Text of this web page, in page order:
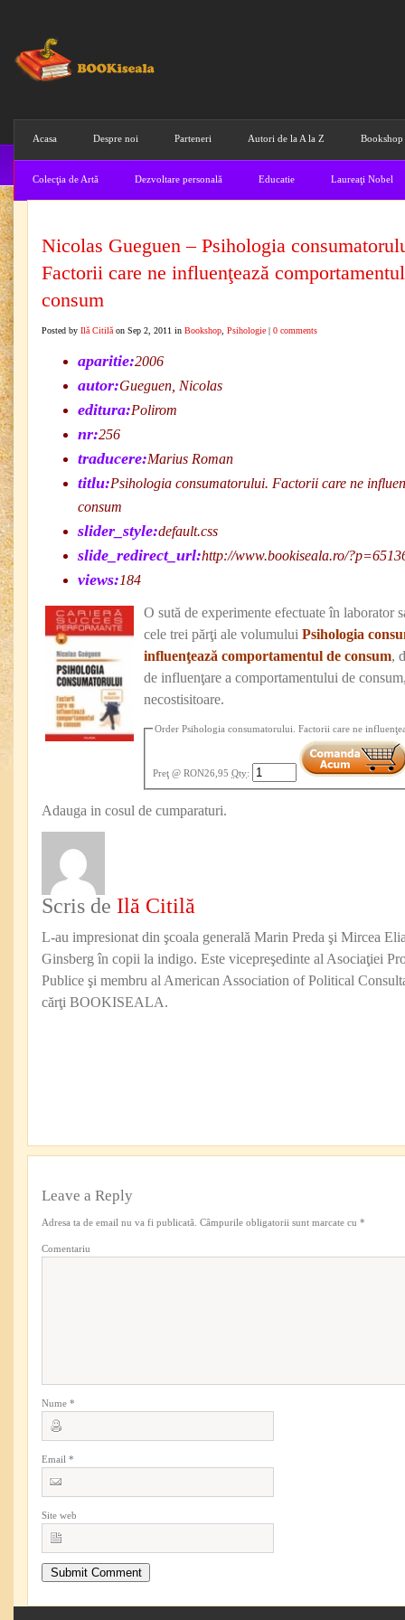
Acasa Despre noi Parteneri Autori de la A la Z Bookshop
Colecţia de Artă Dezvoltare personală Educatie Laureaţi Nobel
Nicolas Gueguen – Psihologia
Factorii care ne influenţează
consum
Posted by Ilă Citilă on Sep 2, 2011 in Bookshop Psihologie | 0 comments
aparitie:2006
autor:Gueguen, Nicolas
editura:Polirom
nr:256
traducere:Marius Roman
titlu:Psihologia consumatorului. Factorii care ne
consum
slider_style:default.css
slide_redirect_url:http://www.bookiseala.ro/
views:184
O sută de experimente efectuate în laborator
cele trei părţi ale volumului Psihologia
influenţează comportamentul de consum,
de influenţare a comportamentului de
necostisitoare.
Order Psihologia consumatorului. Factorii care ne
Preţ @ RON26,95 Qty:
Adauga in cosul de cumparaturi.
Scris de Ilă Citilă
L-au impresionat din şcoala generală Marin Preda şi Mircea
Ginsberg în copii la indigo. Este vicepreşedinte al Asociaţiei
Publice şi membru al American Association of Political
cărţi BOOKISEALA.
Leave a Reply
Adresa ta de email nu va fi publicată. Câmpurile obligatorii sunt marcate cu *
Comentariu
Nume *
Email *
Site web